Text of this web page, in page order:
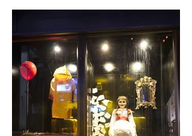
de todos los tiempos en un concierto en
sinfónica en pleno, coro y una
sorprendente puesta en escena pensada
especialmente pa